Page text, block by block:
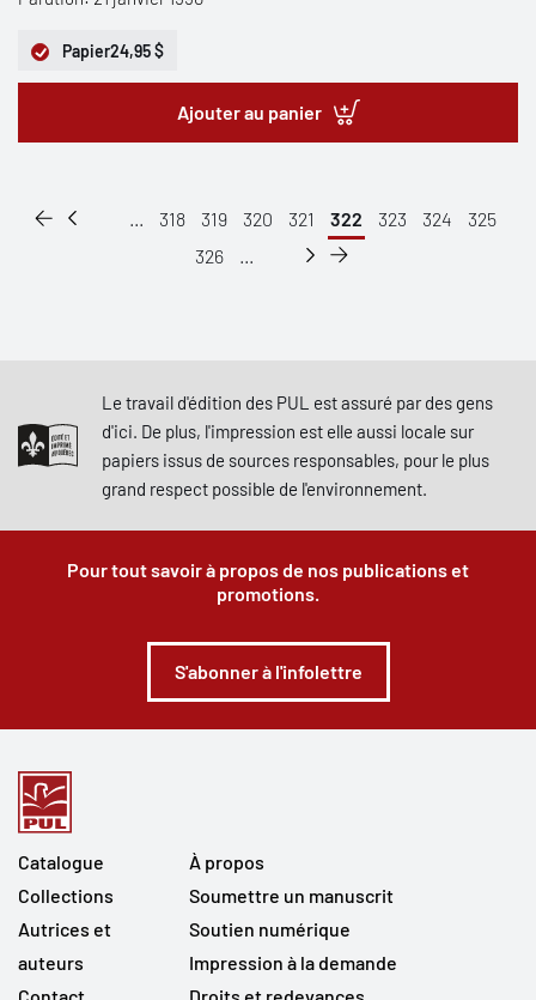
Papier24,95 $
Ajouter au panier
... 318 319 320 321 322 323 324
325
326
...
Le travail d'édition des PUL est assuré par des gens
d'ici. De plus, l'impression est elle aussi locale sur
papiers issus de sources responsables, pour le plus
grand respect possible de l'environnement.
Pour tout savoir à propos de nos publications et
promotions.
S'abonner à l'infolettre
Catalogue
Collections
Autrices et
auteurs
À propos
Soumettre un manuscrit
Soutien numérique
Impression à la demande